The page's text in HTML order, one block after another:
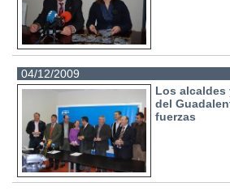
04/12/2009
Los alcaldes
del
fuerzas